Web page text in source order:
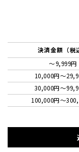
決済金額（税
～9,999円
10,000円〜
30,000円〜
100,000円〜